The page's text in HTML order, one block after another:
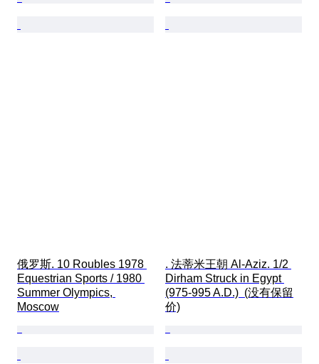
俄罗斯. 10 Roubles 1978
Equestrian Sports / 1980
Summer Olympics,
Moscow
. 法蒂米王朝 Al-Aziz. 1/2
Dirham Struck in Egypt
(975-995 A.D.)  (没有保留
价)